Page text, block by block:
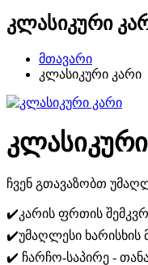
კლასიკური
მთავარი
კლასიკური კარი
ჩვენ გთავაზობთ
✔️კარის ფრთის
✔️უმაღლესი ხარისხის
✔️ ჩარჩო-საპირე -